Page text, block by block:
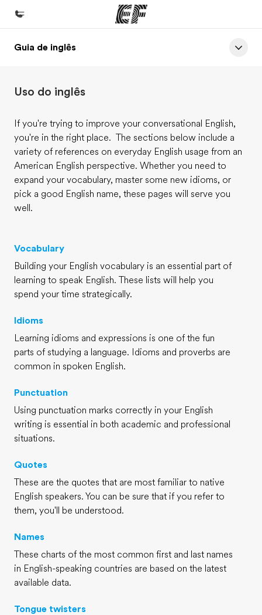
Início
Programas
Lojas
Encontre uma loja
Sobre nós
Quem somos
Junte-se a nós
Guia de inglês
Uso do inglês
If you're trying to improve your conversational English,
you're in the right place. The sections below include a
variety of references on everyday English usage from an
American English perspective. Whether you need to
expand your vocabulary, master some new idioms, or
pick a good English name, these pages will serve you
well.
Vocabulary
Building your English vocabulary is an essential part of
learning to speak English. These lists will help you
spend your time strategically.
Idioms
Learning idioms and expressions is one of the fun
parts of studying a language. Idioms and proverbs are
common in spoken English.
Punctuation
Using punctuation marks correctly in your English
writing is essential in both academic and professional
situations.
Quotes
These are the quotes that are most familiar to native
English speakers. You can be sure that if you refer to
them, you'll be understood.
Names
These charts of the most common first and last names
in English-speaking countries are based on the latest
available data.
Tongue twisters